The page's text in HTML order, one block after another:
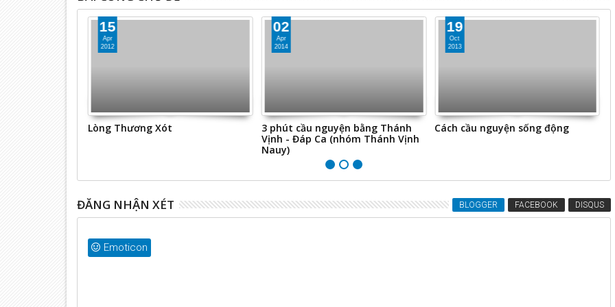
02
Apr
2014
3 phút cầu nguyện bằng Thánh
19
Oct
2013
Cách cầu nguyện sống động
19
Oct
2013
Cơ chế xin - cho trong kinh
ĐĂNG NHẬN XÉT BLOGGER FACEBOOK DISQUS
Emoticon